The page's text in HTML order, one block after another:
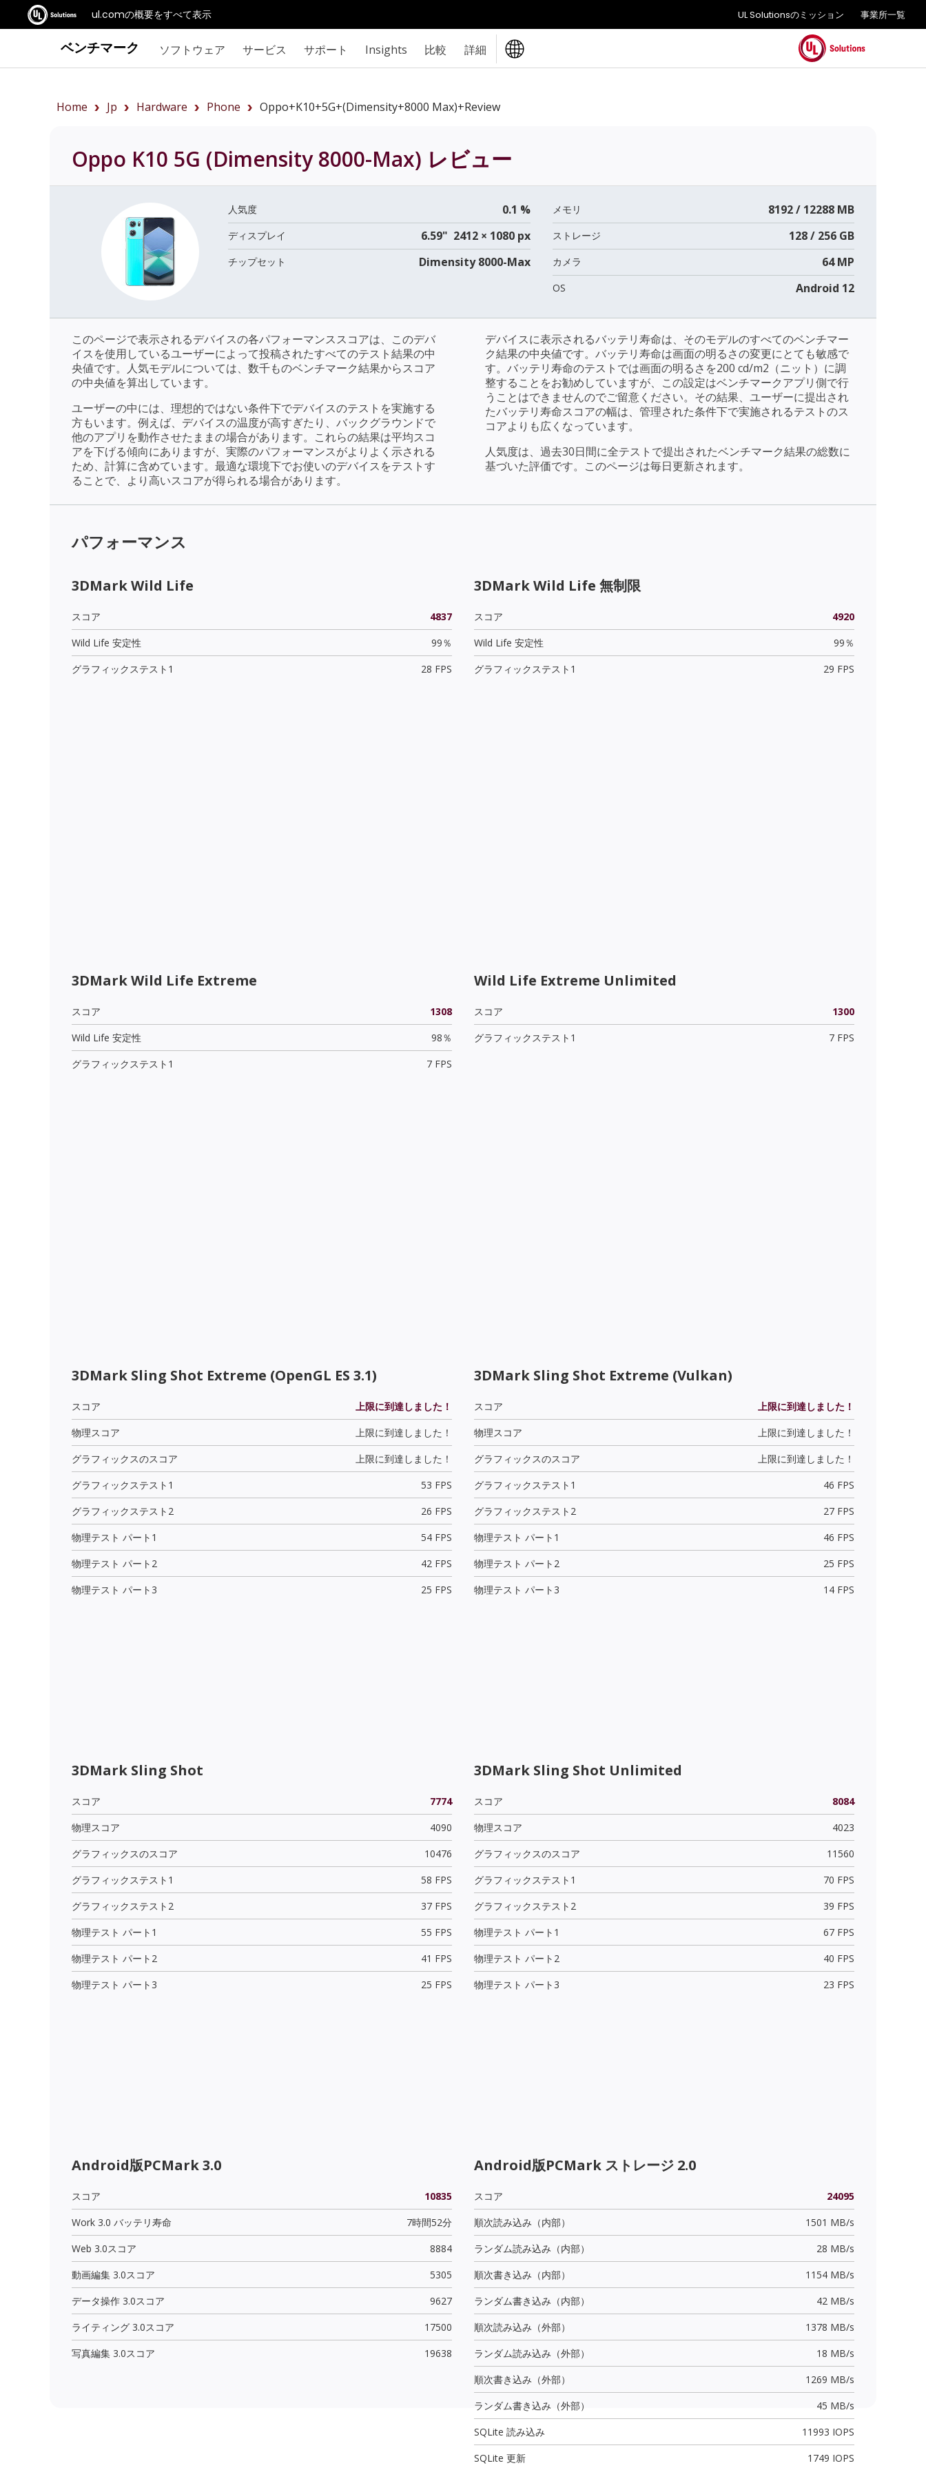
ul.comの概要をすべて表示 UL Solutionsのミッション 事業所一覧
ベンチマーク ソフトウェア サービス サポート Insights 比較 詳細
Home Jp Hardware Phone Oppo+K10+5G+(Dimensity+8000 Max)+review
Oppo K10 5G (Dimensity 8000-Max) レビュー
人気度 0.1 %
ディスプレイ 6.59" 2412 × 1080 px
チップセット Dimensity 8000-Max
メモリ 8192 / 12288 MB
ストレージ 128 / 256 GB
カメラ 64 MP
OS Android 12
このページで表示されるデバイスの各パフォーマンススコアは、このデバ
イスを使用しているユーザーによって投稿されたすべてのテスト結果の中
央値です。人気モデルについては、数千ものベンチマーク結果からスコア
の中央値を算出しています。
ユーザーの中には、理想的ではない条件下でデバイスのテストを実施する
方もいます。例えば、デバイスの温度が高すぎたり、バックグラウンドで
他のアプリを動作させたままの場合があります。これらの結果は平均スコ
アを下げる傾向にありますが、実際のパフォーマンスがよりよく示される
ため、計算に含めています。最適な環境下でお使いのデバイスをテストす
ることで、より高いスコアが得られる場合があります。
デバイスに表示されるバッテリ寿命は、そのモデルのすべてのベンチマー
ク結果の中央値です。バッテリ寿命は画面の明るさの変更にとても敏感で
す。バッテリ寿命のテストでは画面の明るさを200 cd/m2（ニット）に調
整することをお勧めしていますが、この設定はベンチマークアプリ側で行
うことはできませんのでご留意ください。その結果、ユーザーに提出され
たバッテリ寿命スコアの幅は、管理された条件下で実施されるテストのス
コアよりも広くなっています。
人気度は、過去30日間に全テストで提出されたベンチマーク結果の総数に
基づいた評価です。このページは毎日更新されます。
パフォーマンス
3DMark Wild Life
スコア
4837
Wild Life 安定性
99％
グラフィックステスト1
28 FPS
3DMark Wild Life 無制限
スコア
4920
Wild Life 安定性
99％
グラフィックステスト1
29 FPS
3DMark Wild Life Extreme
スコア
1308
Wild Life 安定性
98％
グラフィックステスト1
7 FPS
Wild Life Extreme Unlimited
スコア
1300
グラフィックステスト1
7 FPS
3DMark Sling Shot Extreme (OpenGL ES 3.1)
スコア
上限に到達しました！
物理スコア
上限に到達しました！
グラフィックスのスコア
上限に到達しました！
グラフィックステスト1
53 FPS
グラフィックステスト2
26 FPS
物理テスト パート1
54 FPS
物理テスト パート2
42 FPS
物理テスト パート3
25 FPS
3DMark Sling Shot Extreme (Vulkan)
スコア
上限に到達しました！
物理スコア
上限に到達しました！
グラフィックスのスコア
上限に到達しました！
グラフィックステスト1
46 FPS
グラフィックステスト2
27 FPS
物理テスト パート1
46 FPS
物理テスト パート2
25 FPS
物理テスト パート3
14 FPS
3DMark Sling Shot
スコア
7774
物理スコア
4090
グラフィックスのスコア
10476
グラフィックステスト1
58 FPS
グラフィックステスト2
37 FPS
物理テスト パート1
55 FPS
物理テスト パート2
41 FPS
物理テスト パート3
25 FPS
3DMark Sling Shot Unlimited
スコア
8084
物理スコア
4023
グラフィックスのスコア
11560
グラフィックステスト1
70 FPS
グラフィックステスト2
39 FPS
物理テスト パート1
67 FPS
物理テスト パート2
40 FPS
物理テスト パート3
23 FPS
Android版PCMark 3.0
スコア
10835
Work 3.0 バッテリ寿命
7時間52分
Web 3.0スコア
8884
動画編集 3.0スコア
5305
データ操作 3.0スコア
9627
ライティング 3.0スコア
17500
写真編集 3.0スコア
19638
Android版PCMark ストレージ 2.0
スコア
24095
順次読み込み（内部）
1501 MB/s
ランダム読み込み（内部）
28 MB/s
順次書き込み（内部）
1154 MB/s
ランダム書き込み（内部）
42 MB/s
順次読み込み（外部）
1378 MB/s
ランダム読み込み（外部）
18 MB/s
順次書き込み（外部）
1269 MB/s
ランダム書き込み（外部）
45 MB/s
SQLite 読み込み
11993 IOPS
SQLite 更新
1749 IOPS